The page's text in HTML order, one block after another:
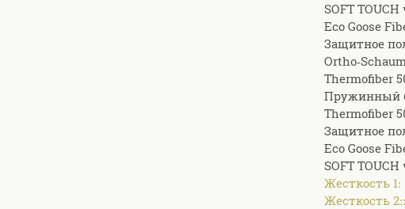
SOFT
Eco Goose
Защитное
Ortho-
Thermofiber
Пружинный
Thermofiber
Защитное
Eco Goose
SOFT
Жесткость 1:
Жесткость 2::